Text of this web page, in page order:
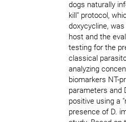
dogs naturally
kill" protocol,
doxycycline,
host and the
testing for the
classical
analyzing
biomarkers NT-
parameters and
positive using a
presence of D.